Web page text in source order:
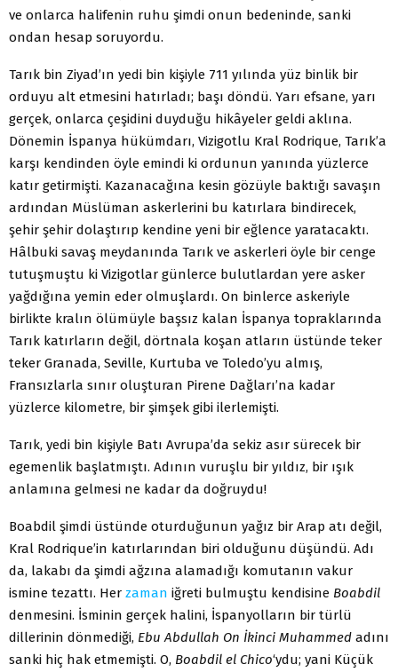
ve onlarca halifenin ruhu şimdi onun bedeninde, sanki
ondan hesap soruyordu.
Tarık bin Ziyad’ın yedi bin kişiyle 711 yılında yüz binlik bir
orduyu alt etmesini hatırladı; başı döndü. Yarı efsane, yarı
gerçek, onlarca çeşidini duyduğu hikâyeler geldi aklına.
Dönemin İspanya hükümdarı, Vizigotlu Kral Rodrique, Tarık’a
karşı kendinden öyle emindi ki ordunun yanında yüzlerce
katır getirmişti. Kazanacağına kesin gözüyle baktığı savaşın
ardından Müslüman askerlerini bu katırlara bindirecek,
şehir şehir dolaştırıp kendine yeni bir eğlence yaratacaktı.
Hâlbuki savaş meydanında Tarık ve askerleri öyle bir cenge
tutuşmuştu ki Vizigotlar günlerce bulutlardan yere asker
yağdığına yemin eder olmuşlardı. On binlerce askeriyle
birlikte kralın ölümüyle başsız kalan İspanya topraklarında
Tarık katırların değil, dörtnala koşan atların üstünde teker
teker Granada, Seville, Kurtuba ve Toledo’yu almış,
Fransızlarla sınır oluşturan Pirene Dağları’na kadar
yüzlerce kilometre, bir şimşek gibi ilerlemişti.
Tarık, yedi bin kişiyle Batı Avrupa’da sekiz asır sürecek bir
egemenlik başlatmıştı. Adının vuruşlu bir yıldız, bir ışık
anlamına gelmesi ne kadar da doğruydu!
Boabdil şimdi üstünde oturduğunun yağız bir Arap atı değil,
Kral Rodrique’in katırlarından biri olduğunu düşündü. Adı
da, lakabı da şimdi ağzına alamadığı komutanın vakur
ismine tezattı. Her zaman iğreti bulmuştu kendisine Boabdil
denmesini. İsminin gerçek halini, İspanyolların bir türlü
dillerinin dönmediği, Ebu Abdullah On İkinci Muhammed adını
sanki hiç hak etmemişti. O, Boabdil el Chico‘ydu; yani Küçük